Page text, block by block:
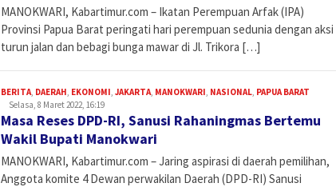
MANOKWARI, Kabartimur.com – Ikatan Perempuan Arfak (IPA)
Provinsi Papua Barat peringati hari perempuan sedunia dengan aksi
turun jalan dan bebagi bunga mawar di Jl. Trikora […]
BERITA, DAERAH, EKONOMI, JAKARTA, MANOKWARI, NASIONAL, PAPUA BARAT
Selasa, 8 Maret 2022, 16:19
Masa Reses DPD-RI, Sanusi Rahaningmas Bertemu
Wakil Bupati Manokwari
MANOKWARI, Kabartimur.com – Jaring aspirasi di daerah pemilihan,
Anggota komite 4 Dewan perwakilan Daerah (DPD-RI) Sanusi